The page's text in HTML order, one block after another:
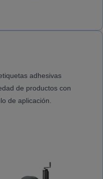
adhesivas
de productos con
de aplicación.